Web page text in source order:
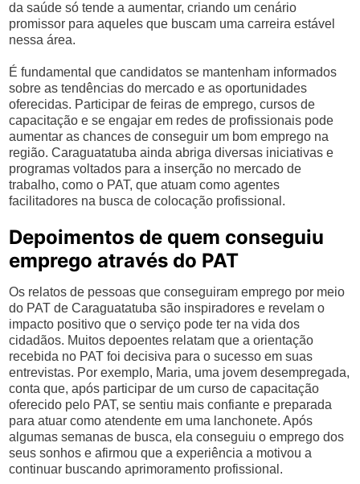
da saúde só tende a aumentar, criando um cenário
promissor para aqueles que buscam uma carreira estável
nessa área.
É fundamental que candidatos se mantenham informados
sobre as tendências do mercado e as oportunidades
oferecidas. Participar de feiras de emprego, cursos de
capacitação e se engajar em redes de profissionais pode
aumentar as chances de conseguir um bom emprego na
região. Caraguatatuba ainda abriga diversas iniciativas e
programas voltados para a inserção no mercado de
trabalho, como o PAT, que atuam como agentes
facilitadores na busca de colocação profissional.
Depoimentos de quem conseguiu
emprego através do PAT
Os relatos de pessoas que conseguiram emprego por meio
do PAT de Caraguatatuba são inspiradores e revelam o
impacto positivo que o serviço pode ter na vida dos
cidadãos. Muitos depoentes relatam que a orientação
recebida no PAT foi decisiva para o sucesso em suas
entrevistas. Por exemplo, Maria, uma jovem desempregada,
conta que, após participar de um curso de capacitação
oferecido pelo PAT, se sentiu mais confiante e preparada
para atuar como atendente em uma lanchonete. Após
algumas semanas de busca, ela conseguiu o emprego dos
seus sonhos e afirmou que a experiência a motivou a
continuar buscando aprimoramento profissional.